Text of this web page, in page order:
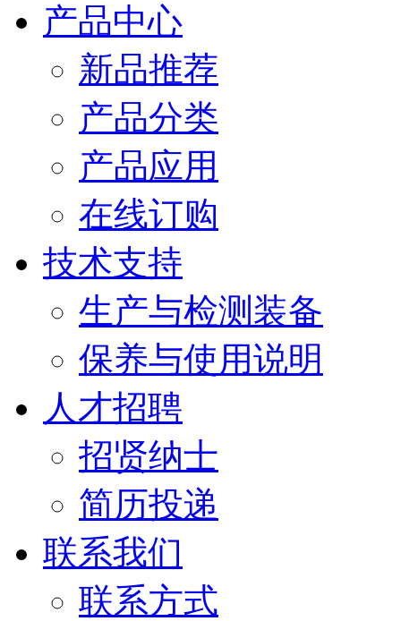
产品中心
新品推荐
产品分类
产品应用
在线订购
技术支持
生产与检测装备
保养与使用说明
人才招聘
招贤纳士
简历投递
联系我们
联系方式